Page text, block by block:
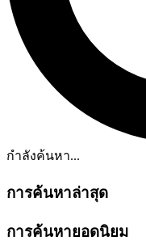
กำลังค้นหา...
การค้นหาล่าสุด
การค้นหายอดนิยม